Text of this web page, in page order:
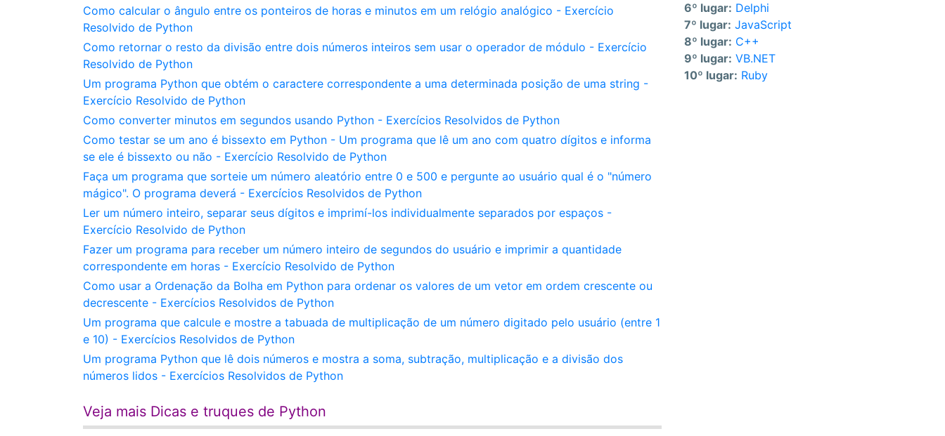
Como calcular o ângulo entre os ponteiros de horas e minutos em um relógio analógico - Exercício
Resolvido de Python
Como retornar o resto da divisão entre dois números inteiros sem usar o operador de módulo - Exercício
Resolvido de Python
Um programa Python que obtém o caractere correspondente a uma determinada posição de uma string -
Exercício Resolvido de Python
Como converter minutos em segundos usando Python - Exercícios Resolvidos de Python
Como testar se um ano é bissexto em Python - Um programa que lê um ano com quatro dígitos e informa
se ele é bissexto ou não - Exercício Resolvido de Python
Faça um programa que sorteie um número aleatório entre 0 e 500 e pergunte ao usuário qual é o "número
mágico". O programa deverá - Exercícios Resolvidos de Python
Ler um número inteiro, separar seus dígitos e imprimí-los individualmente separados por espaços -
Exercício Resolvido de Python
Fazer um programa para receber um número inteiro de segundos do usuário e imprimir a quantidade
correspondente em horas - Exercício Resolvido de Python
Como usar a Ordenação da Bolha em Python para ordenar os valores de um vetor em ordem crescente ou
decrescente - Exercícios Resolvidos de Python
Um programa que calcule e mostre a tabuada de multiplicação de um número digitado pelo usuário (entre 1
e 10) - Exercícios Resolvidos de Python
Um programa Python que lê dois números e mostra a soma, subtração, multiplicação e a divisão dos
números lidos - Exercícios Resolvidos de Python
Veja mais Dicas e truques de Python
6º lugar: Delphi
7º lugar: JavaScript
8º lugar: C++
9º lugar: VB.NET
10º lugar: Ruby